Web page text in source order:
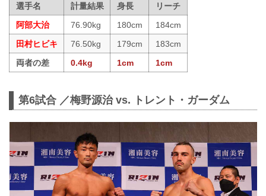
選手名 計量結果 身長
リーチ
阿部大治
76.90kg 180cm
184cm
田村ヒビキ
76.50kg 179cm
183cm
両者の差
0.4kg 1cm 1cm
第6試合 ／梅野源治 vs. トレント・ガーダム